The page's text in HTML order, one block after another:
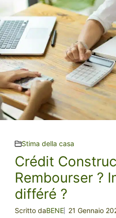
Stima della casa
Crédit
Rembourser ?
différé ?
Scritto daBENE 21 Gennaio